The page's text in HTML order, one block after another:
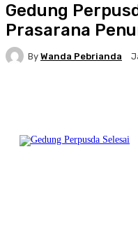
Gedung
Prasarana
By Wanda Pebrianda